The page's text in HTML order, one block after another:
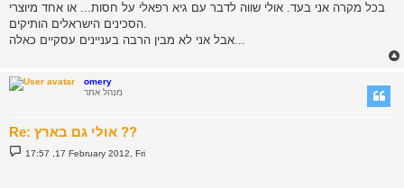
בכל מקרה אני בעד. אולי שווה לדבר עם גיא רפאלי על חסות... או אחד מיוצרי
הסכינים הישראלים הותיקים.
אבל אני לא מבין הרבה בעניינים עסקיים כאלה...
omery
מנהל אתר
Re: אולי גם בארץ ??
P
o
17:57 ,17 February 2012, Fri